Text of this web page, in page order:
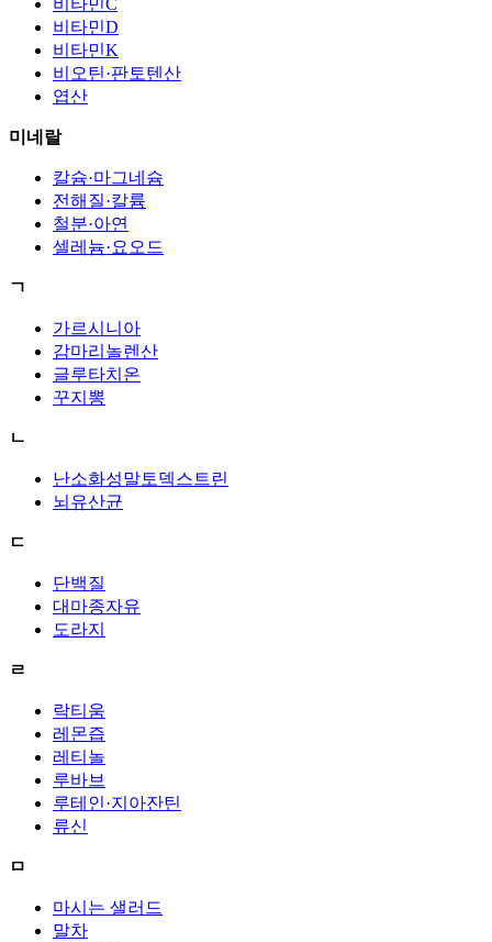
비타민D
비타민K
비오틴·판토텐산
엽산
미네랄
칼슘·마그네슘
전해질·칼륨
철분·아연
셀레늄·요오드
ㄱ
가르시니아
감마리놀렌산
글루타치온
꾸지뽕
ㄴ
난소화성말토덱스트린
뇌유산균
ㄷ
단백질
대마종자유
도라지
ㄹ
락티움
레몬즙
레티놀
루바브
루테인·지아잔틴
류신
ㅁ
마시는 샐러드
말차